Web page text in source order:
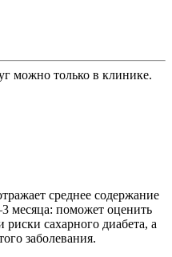
можно только в клинике.
среднее содержание
месяца: поможет оценить
сахарного диабета, а
заболевания.